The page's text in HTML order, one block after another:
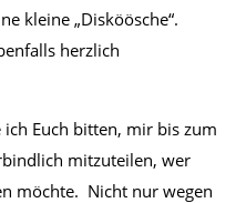
kleine „Disköösche“.
herzlich
Euch bitten, mir bis zum
mitzuteilen, wer
möchte. Nicht nur wegen